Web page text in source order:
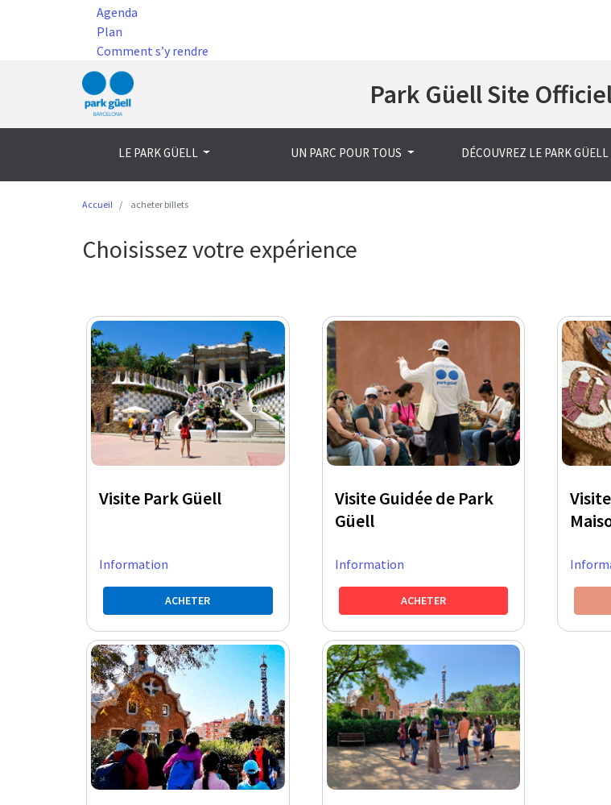
Agenda
Plan
Comment s’y rendre
au
principal
Park Güell Site
LE PARK GÜELL UN PARC POUR TOUS DÉCOUVREZ LE PARK GÜELL
Accueil acheter billets
Choisissez votre expérience
Visite Park Güell
Information
ACHETER
Visite Guidée de Park
Güell
Information
ACHETER